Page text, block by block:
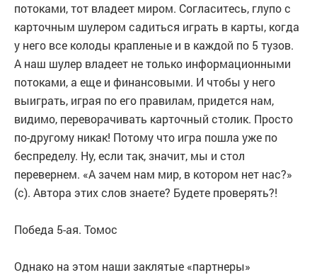
потоками, тот владеет миром. Согласитесь, глупо с
карточным шулером садиться играть в карты, когда
у него все колоды крапленые и в каждой по 5 тузов.
А наш шулер владеет не только информационными
потоками, а еще и финансовыми. И чтобы у него
выиграть, играя по его правилам, придется нам,
видимо, переворачивать карточный столик. Просто
по-другому никак! Потому что игра пошла уже по
беспределу. Ну, если так, значит, мы и стол
перевернем. «А зачем нам мир, в котором нет нас?»
(с). Автора этих слов знаете? Будете проверять?!
Победа 5-ая. Томос
Однако на этом наши заклятые «партнеры»